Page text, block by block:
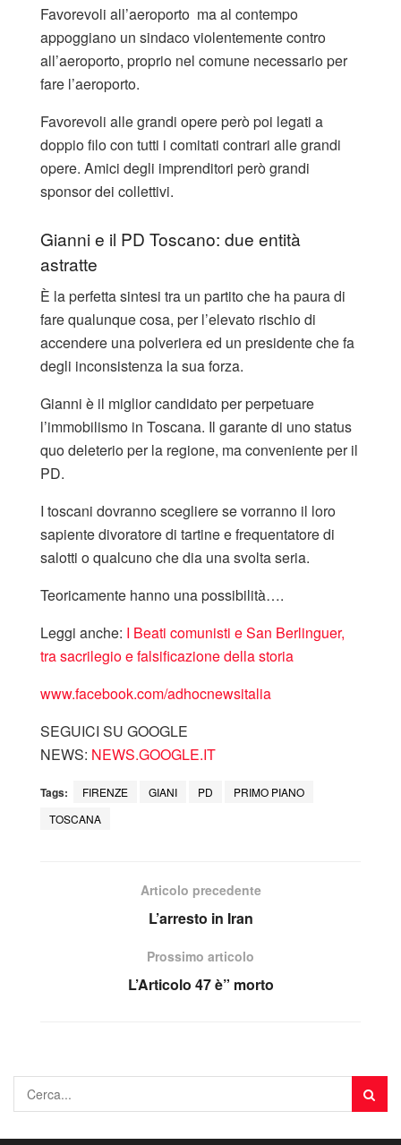
Favorevoli all’aeroporto ma al contempo
appoggiano un sindaco violentemente contro
all’aeroporto, proprio nel comune necessario per
fare l’aeroporto.
Favorevoli alle grandi opere però poi legati a
doppio filo con tutti i comitati contrari alle grandi
opere. Amici degli imprenditori però grandi
sponsor dei collettivi.
Gianni e il PD Toscano: due entità
astratte
È la perfetta sintesi tra un partito che ha paura di
fare qualunque cosa, per l’elevato rischio di
accendere una polveriera ed un presidente che fa
degli inconsistenza la sua forza.
Gianni è il miglior candidato per perpetuare
l’immobilismo in Toscana. Il garante di uno status
quo deleterio per la regione, ma conveniente per il
PD.
I toscani dovranno scegliere se vorranno il loro
sapiente divoratore di tartine e frequentatore di
salotti o qualcuno che dia una svolta seria.
Teoricamente hanno una possibilità….
Leggi anche: I Beati comunisti e San Berlinguer,
tra sacrilegio e falsificazione della storia
www.facebook.com/adhocnewsitalia
SEGUICI SU GOOGLE
NEWS: NEWS.GOOGLE.IT
Tags: FIRENZE GIANI PD
PRIMO PIANO
TOSCANA
Articolo precedente
L’arresto in Iran
Prossimo articolo
L’Articolo 47 è” morto